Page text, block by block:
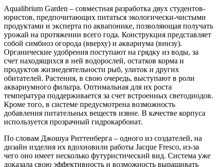
Aqualibrium Garden – совместная разработка двух студентов-
юристов, предпочитающих питаться экологически-чистыми
продуктами и эксперта по аквапонике, позволяющая получать
урожай на протяжении всего года. Конструкция представляет
собой симбиоз огорода (вверху) и аквариума (внизу).
Органические удобрения поступают на грядку из воды, за
счет находящихся в ней водорослей, остатков корма и
продуктов жизнедеятельности рыб, улиток и других
обитателей. Растения, в свою очередь, выступают в роли
аквариумного фильтра. Оптимальная для их роста
температура поддерживается за счет встроенных светодиодов.
Кроме того, в системе предусмотрена возможность
добавления питательных веществ извне. В качестве корпуса
используется прозрачный гидрокарбонат.
По словам Джошуа Риттенберга – одного из создателей, на
дизайн изделия их вдохновили работы Jacque Fresco, из-за
чего оно имеет несколько футуристический вид. Система уже
доказала свою эффективность и возможность выращивать